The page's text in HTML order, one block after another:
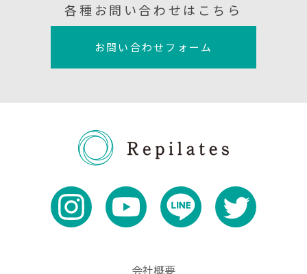
各種お問い合わせはこちら
お問い合わせフォーム
会社概要